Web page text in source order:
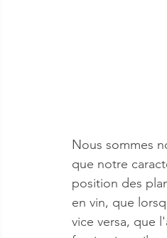
Nous sommes
que notre
position des
en vin, que
vice versa, que